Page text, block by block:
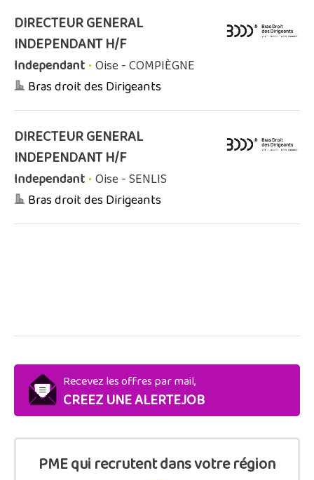
DIRECTEUR GENERAL
INDEPENDANT H/F
Independant • Oise - COMPIÈGNE
Bras droit des Dirigeants
DIRECTEUR GENERAL
INDEPENDANT H/F
Independant • Oise - SENLIS
Bras droit des Dirigeants
Recevez les offres par mail,
CREEZ UNE ALERTEJOB
PME qui recrutent dans votre région